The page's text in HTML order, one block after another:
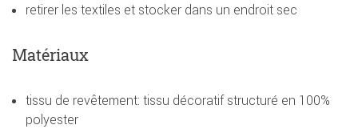
retirer les textiles et stocker dans un endroit sec
Matériaux
tissu de revêtement: tissu décoratif structuré en 100%
polyester